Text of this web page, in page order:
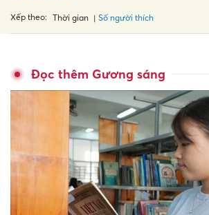
Xếp theo: Thời gian Số người thích
Đọc thêm Gương sáng